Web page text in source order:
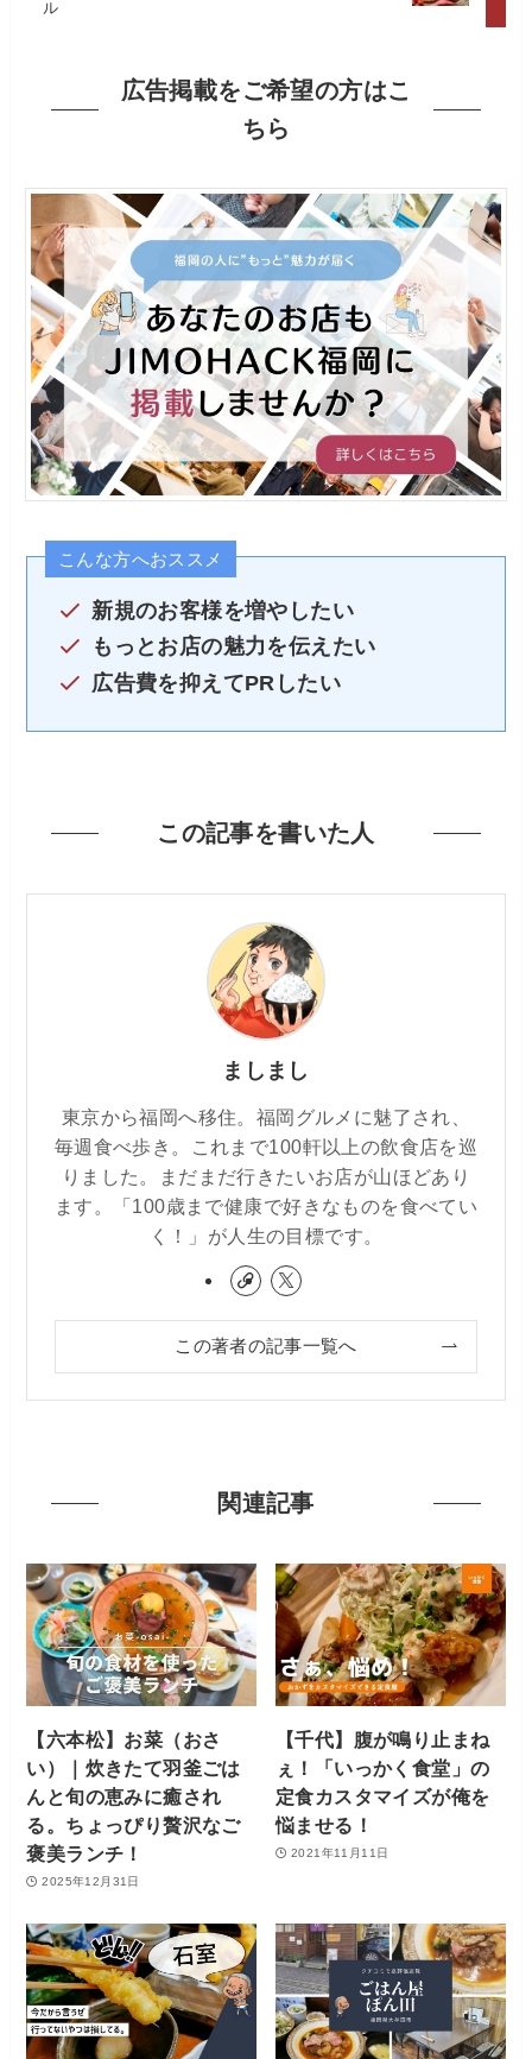
ル
広告掲載をご希望の方はこ
ちら
こんな方へおススメ
新規のお客様を増やしたい
もっとお店の魅力を伝えたい
広告費を抑えてPRしたい
この記事を書いた人
ましまし
東京から福岡へ移住。福岡グルメに魅了され、
毎週食べ歩き。これまで100軒以上の飲食店を巡
りました。まだまだ行きたいお店が山ほどあり
ます。「100歳まで健康で好きなものを食べてい
く！」が人生の目標です。
この著者の記事一覧へ
関連記事
【六本松】お菜（おさ
い）｜炊きたて羽釜ごは
んと旬の恵みに癒され
る。ちょっぴり贅沢なご
褒美ランチ！
2025年12月31日
【千代】腹が鳴り止まね
ぇ！「いっかく食堂」の
定食カスタマイズが俺を
悩ませる！
2021年11月11日